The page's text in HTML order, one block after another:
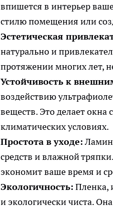
впишется в интерьер
стилю помещения или
Эстетическая
натурально и
протяжении многих лет,
Устойчивость к
воздействию
веществ. Это делает
климатических условиях.
Простота в уходе:
средств и влажной
экономит ваше время и
Экологичность: Пленка,
и экологически чиста.